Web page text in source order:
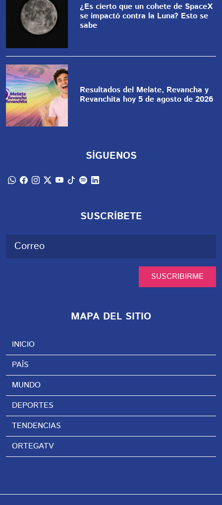
¿Es cierto que un cohete de SpaceX
se impactó contra la Luna? Esto se
sabe
Resultados del Melate, Revancha y
Revanchita hoy 5 de agosto de 2026
SÍGUENOS
SUSCRÍBETE
SUSCRIBIRME
MAPA DEL SITIO
INICIO
PAÍS
MUNDO
DEPORTES
TENDENCIAS
ORTEGATV